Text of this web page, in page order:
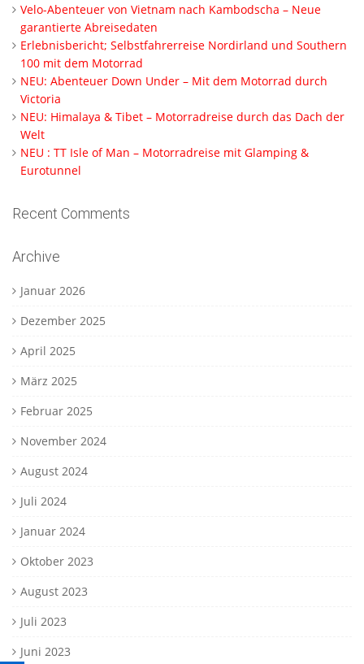
Velo-Abenteuer von Vietnam nach Kambodscha – Neue
garantierte Abreisedaten
Erlebnisbericht; Selbstfahrerreise Nordirland und Southern
100 mit dem Motorrad
NEU: Abenteuer Down Under – Mit dem Motorrad durch
Victoria
NEU: Himalaya & Tibet – Motorradreise durch das Dach der
Welt
NEU : TT Isle of Man – Motorradreise mit Glamping &
Eurotunnel
Recent Comments
Archive
Januar 2026
Dezember 2025
April 2025
März 2025
Februar 2025
November 2024
August 2024
Juli 2024
Januar 2024
Oktober 2023
August 2023
Juli 2023
Juni 2023